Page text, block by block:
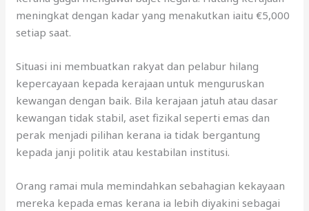
meningkat dengan kadar yang menakutkan iaitu €5,000
setiap saat.
Situasi ini membuatkan rakyat dan pelabur hilang
kepercayaan kepada kerajaan untuk menguruskan
kewangan dengan baik. Bila kerajaan jatuh atau dasar
kewangan tidak stabil, aset fizikal seperti emas dan
perak menjadi pilihan kerana ia tidak bergantung
kepada janji politik atau kestabilan institusi.
Orang ramai mula memindahkan sebahagian kekayaan
mereka kepada emas kerana ia lebih diyakini sebagai